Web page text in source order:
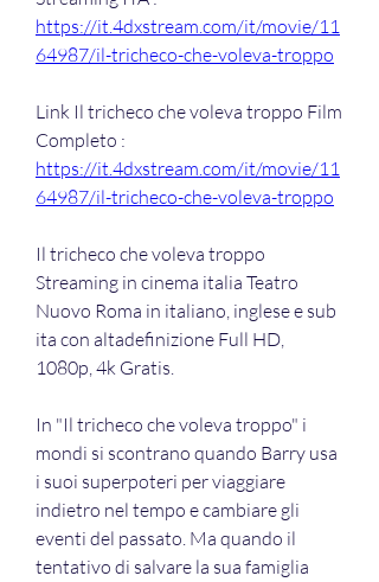
https://it.4dxstream.com/it/movie/11
64987/il-tricheco-che-voleva-troppo
Link Il tricheco che voleva troppo Film
https://it.4dxstream.com/it/movie/11
64987/il-tricheco-che-voleva-troppo
Il tricheco che voleva troppo
Streaming in cinema italia Teatro
Nuovo Roma in italiano, inglese e sub
ita con altadefinizione Full HD,
1080p, 4k Gratis.
In "Il tricheco che voleva troppo" i
mondi si scontrano quando Barry usa
i suoi superpoteri per viaggiare
indietro nel tempo e cambiare gli
eventi del passato. Ma quando il
tentativo di salvare la sua famiglia